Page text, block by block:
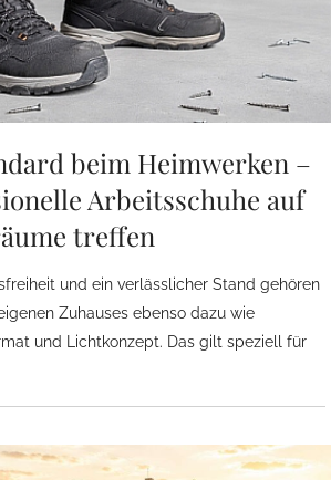
beim Heimwerken –
Arbeitsschuhe auf
treffen
und ein verlässlicher Stand gehören
Zuhauses ebenso dazu wie
und Lichtkonzept. Das gilt speziell für